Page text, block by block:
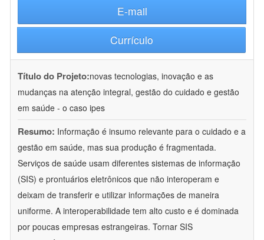
E-mail
Currículo
Título do Projeto:novas tecnologias, inovação e as
mudanças na atenção integral, gestão do cuidado e gestão
em saúde - o caso ipes
Resumo: Informação é insumo relevante para o cuidado e a
gestão em saúde, mas sua produção é fragmentada.
Serviços de saúde usam diferentes sistemas de informação
(SIS) e prontuários eletrônicos que não interoperam e
deixam de transferir e utilizar informações de maneira
uniforme. A interoperabilidade tem alto custo e é dominada
por poucas empresas estrangeiras. Tornar SIS